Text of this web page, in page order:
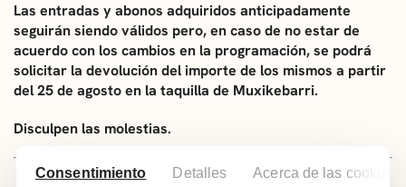
Consentimiento Detalles Acerca de las cookies
Las entradas y abonos adquiridos anticipadamente
seguirán siendo válidos pero, en caso de no estar de
acuerdo con los cambios en la programación, se podrá
solicitar la devolución del importe de los mismos a partir
del 25 de agosto en la taquilla de Muxikebarri.
Disculpen las molestias.